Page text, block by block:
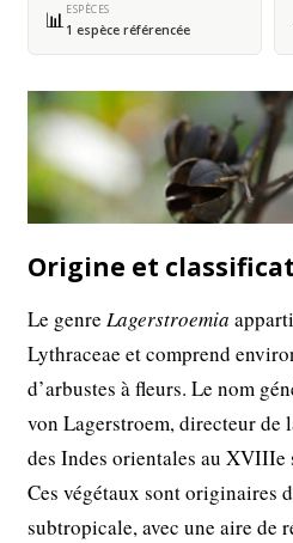
📊ESPÈCES
1 espèce référencée
Origine et
Le genreLagerstroemia
Lythraceae et comprend
d’arbustes à fleurs. Le nom
von Lagerstroem, directeur de
des Indes orientales au XVIIIe
Ces végétaux sont originaires
subtropicale, avec une aire de